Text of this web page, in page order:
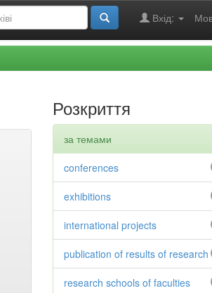
Вхід:
Розкриття
за темами
conferences
exhibitions
international projects
publication of results of research
research schools of faculties